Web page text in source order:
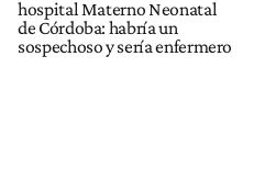
hospital Materno Neonatal
de Córdoba: habría un
sospechoso y sería enfermero